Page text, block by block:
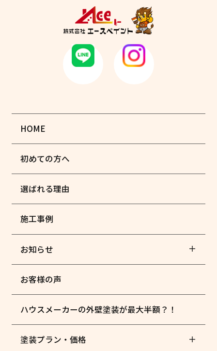
HOME
初めての方へ
選ばれる理由
施工事例
お知らせ
お客様の声
ハウスメーカーの外壁塗装が最大半額？！
塗装プラン・価格